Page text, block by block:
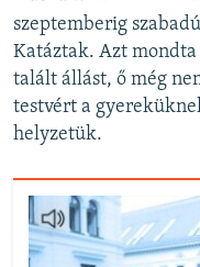
szeptemberig
Katáztak. Azt
talált állást, ő még
testvért a
helyzetük.